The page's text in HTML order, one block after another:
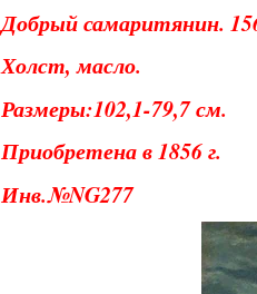
Добрый самаритянин.
Холст, масло.
Размеры:102,1-79,7 см.
Приобретена в 1856 г.
Инв.№NG277